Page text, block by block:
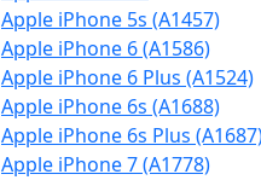
Apple iPhone 5s (A1457)
Apple iPhone 6 (A1586)
Apple iPhone 6 Plus (A1524)
Apple iPhone 6s (A1688)
Apple iPhone 6s Plus
Apple iPhone 7 (A1778)